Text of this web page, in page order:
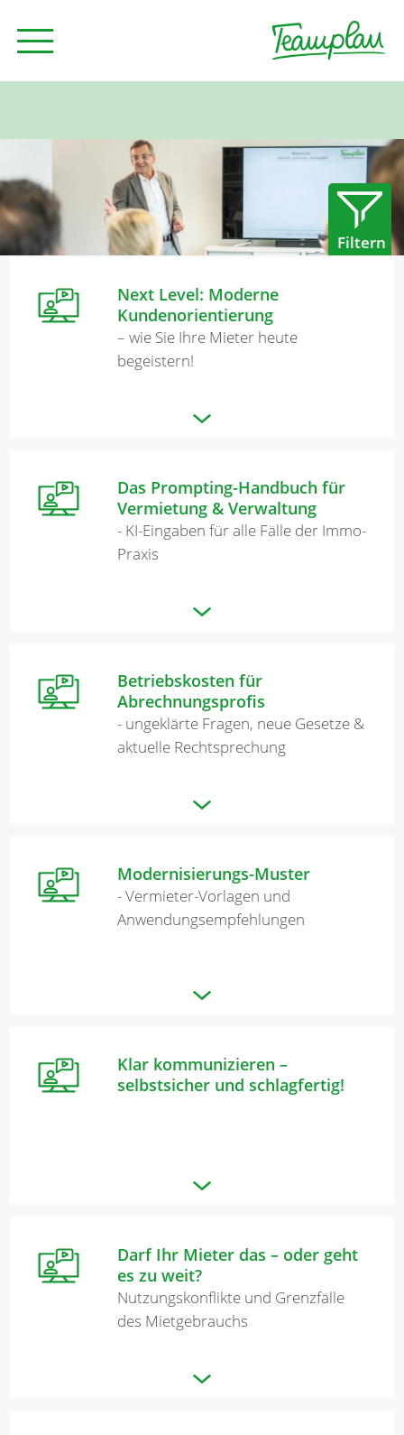
Beratung
Unternehmen
News
Newsletter
Filtern
Next Level: Moderne
Kundenorientierung
– wie Sie Ihre Mieter heute
begeistern!
Das Prompting-Handbuch für
Vermietung & Verwaltung
- KI-Eingaben für alle Fälle der Immo-
Praxis
Betriebskosten für
Abrechnungsprofis
- ungeklärte Fragen, neue Gesetze &
aktuelle Rechtsprechung
Modernisierungs-Muster
- Vermieter-Vorlagen und
Anwendungsempfehlungen
Klar kommunizieren –
selbstsicher und schlagfertig!
Darf Ihr Mieter das – oder geht
es zu weit?
Nutzungskonflikte und Grenzfälle
des Mietgebrauchs